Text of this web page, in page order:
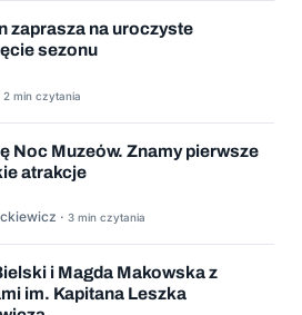
zaprasza na uroczyste
sezonu
2 min czytania
Noc Muzeów. Znamy pierwsze
atrakcje
· 3 min czytania
i Magda Makowska z
im. Kapitana Leszka